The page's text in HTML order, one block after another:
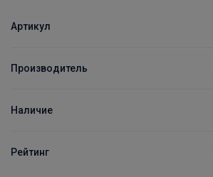
Артикул
Производитель
Наличие
Рейтинг